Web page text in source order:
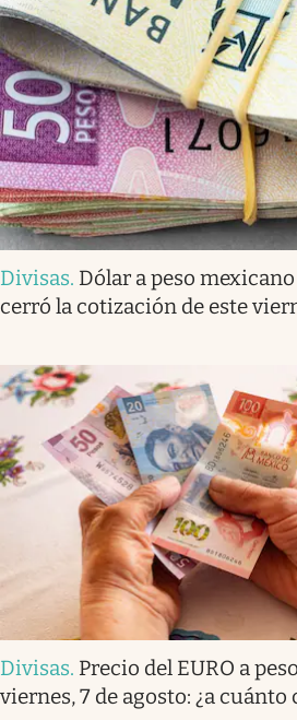
Divisas. Dólar a peso
cerró la cotización de este
Divisas. Precio del EURO a
viernes, 7 de agosto: ¿a